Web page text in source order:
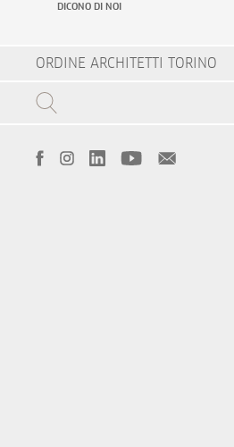
DICONO DI NOI
ORDINE ARCHITETTI TORINO